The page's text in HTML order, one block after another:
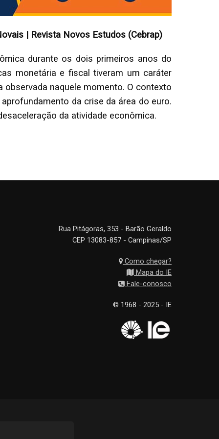
| Revista Novos Estudos (Cebrap)
durante os dois primeiros anos do
monetária e fiscal tiveram um caráter
naquele momento. O contexto
da crise da área do euro.
da atividade econômica.
Rua Pitágoras, 353 - Barão Geraldo
CEP 13083-857 - Campinas/SP
Como chegar?
Mapa do IE
Fale-conosco
© 1968 - 2025 - IE